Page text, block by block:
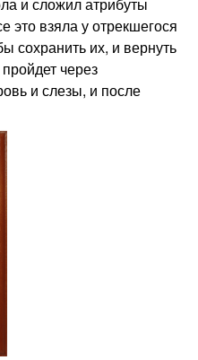
это взяла у отрекшегося
сохранить их, и вернуть
через
и слезы, и после